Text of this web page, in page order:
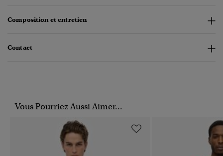
Composition et entretien
Contact
Vous Pourriez Aussi Aimer...